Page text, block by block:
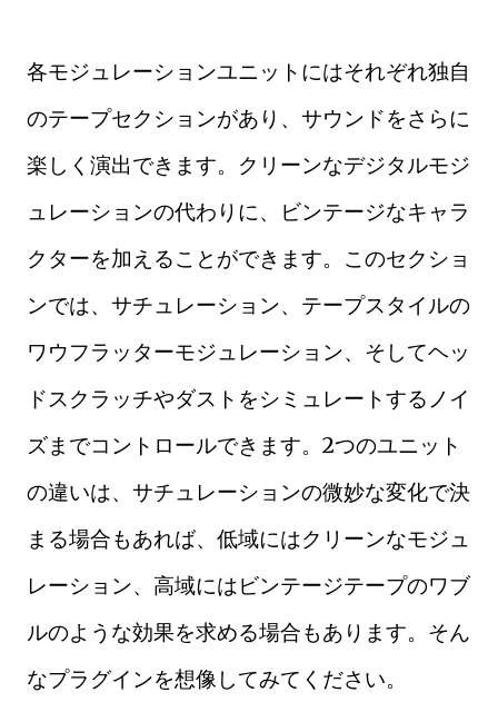
各モジュレーションユニットにはそれぞれ独自
のテープセクションがあり、サウンドをさらに
楽しく演出できます。クリーンなデジタルモジ
ュレーションの代わりに、ビンテージなキャラ
クターを加えることができます。このセクショ
ンでは、サチュレーション、テープスタイルの
ワウフラッターモジュレーション、そしてヘッ
ドスクラッチやダストをシミュレートするノイ
ズまでコントロールできます。2つのユニット
の違いは、サチュレーションの微妙な変化で決
まる場合もあれば、低域にはクリーンなモジュ
レーション、高域にはビンテージテープのワブ
ルのような効果を求める場合もあります。そん
なプラグインを想像してみてください。